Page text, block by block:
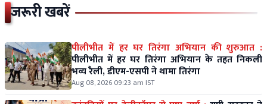
जरूरी खबरें
पीलीभीत में हर घर तिरंगा अभियान की शुरुआत :
पीलीभीत में हर घर तिरंगा अभियान के तहत निकली
भव्य रैली, डीएम-एसपी ने थामा तिरंगा
Aug 08, 2026 09:23 am IST